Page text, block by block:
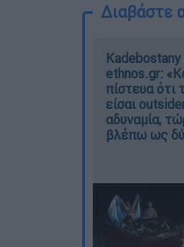
Διαβάστε
ethnos.gr:
πίστευα ότι
είσαι
αδυναμία,
βλέπω ως